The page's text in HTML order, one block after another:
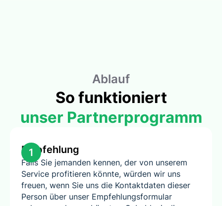
Ablauf
So funktioniert
unser Partnerprogramm
Empfehlung
Falls Sie jemanden kennen, der von unserem
Service profitieren könnte, würden wir uns
freuen, wenn Sie uns die Kontaktdaten dieser
Person über unser Empfehlungsformular
1